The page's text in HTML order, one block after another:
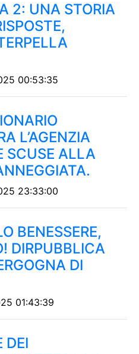
2: UNA STORIA
00:53:35
L’AGENZIA
SCUSE ALLA
23:33:00
BENESSERE,
DIRPUBBLICA
DI
01:43:39
DEI